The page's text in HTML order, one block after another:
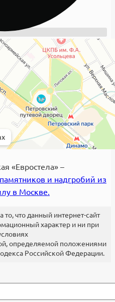
«Евростела» –
и надгробий из
в Москве.
что данный интернет-сайт
характер и ни при
определяемой положениями
Российской Федерации.